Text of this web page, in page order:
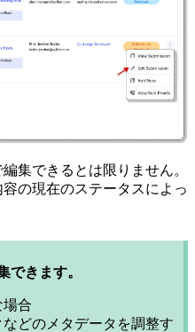
集できるとは限りません。
の現在のステータスによっ
できます。
合
などのメタデータを調整す